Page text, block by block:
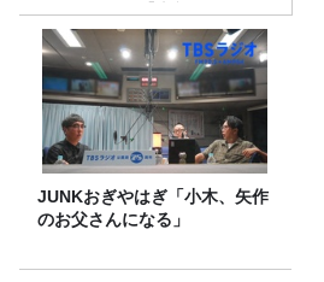
ば」』とは？【十割そば10種
食べ比べ】
JUNKおぎやはぎ「小木、矢作
のお父さんになる」